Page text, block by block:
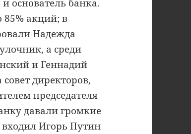
основатель банка.
85% акций; в
Надежда
а среди
и Геннадий
директоров,
председателя
давали громкие
входил Игорь Путин